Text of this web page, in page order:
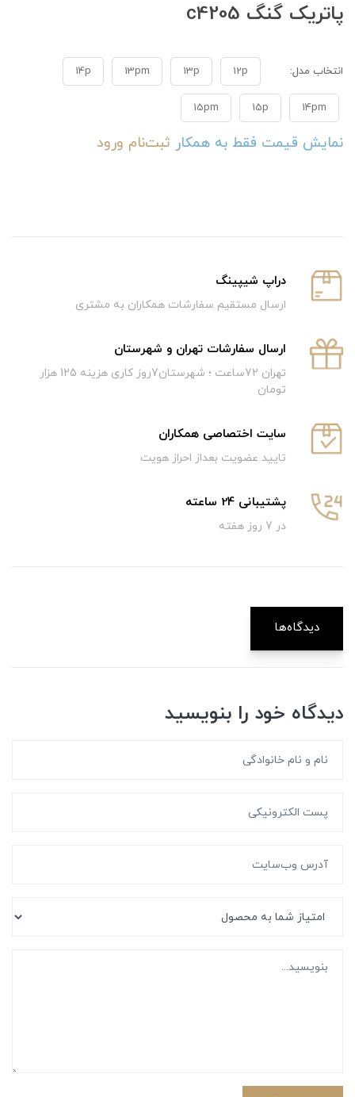
پاتریک گنگ c4205
انتخاب مدل: 12p
13p
13pm
14p
14pm
15p
15pm
نمایش قیمت فقط به همکار ثبت‌نام ورود
دراپ شیپینگ
ارسال مستقیم سفارشات همکاران به مشتری
ارسال سفارشات تهران و شهرستان
تهران 72ساعت ؛ شهرستان7روز کاری هزینه 125 هزار
تومان
سایت اختصاصی همکاران
تایید عضویت بعداز احراز هویت
پشتیبانی 24 ساعته
در 7 روز هفته
دیدگاه‌ها
دیدگاه خود را بنویسید